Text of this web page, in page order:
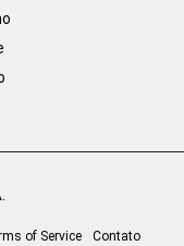
of Service Contato